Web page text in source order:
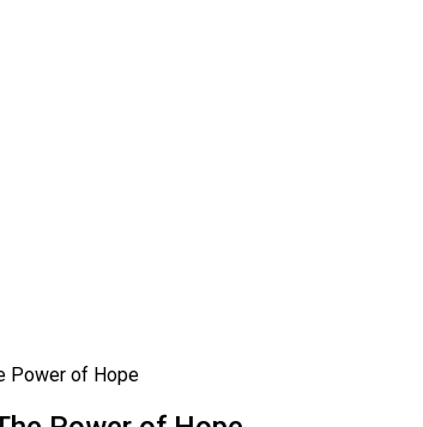
Power of Hope